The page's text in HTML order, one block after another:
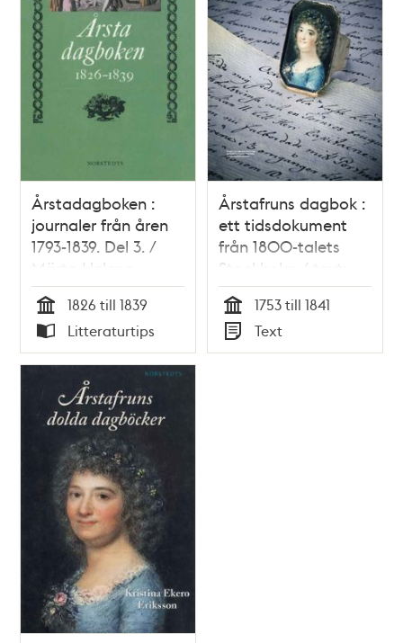
Årstadagboken :
journaler från åren
1793-1839. Del 3. /
Märta Helena
Reenstierna
Tid
1826 till 1839
Typ
Litteraturtips
Årstafruns dagbok :
ett tidsdokument
från 1800-talets
Stockholm / text:
Maria von Scheele
Tid
1753 till 1841
Typ
Text